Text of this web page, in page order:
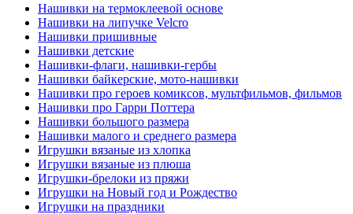
Нашивки на термоклеевой основе
Нашивки на липучке Velcro
Нашивки пришивные
Нашивки детские
Нашивки-флаги, нашивки-гербы
Нашивки байкерские, мото-нашивки
Нашивки про героев комиксов, мультфильмов, фильмов
Нашивки про Гарри Поттера
Нашивки большого размера
Нашивки малого и среднего размера
Игрушки вязаные из хлопка
Игрушки вязаные из плюша
Игрушки-брелоки из пряжи
Игрушки на Новый год и Рождество
Игрушки на праздники